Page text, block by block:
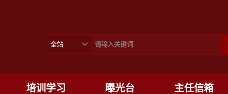
培训学习 曝光台 主任信箱